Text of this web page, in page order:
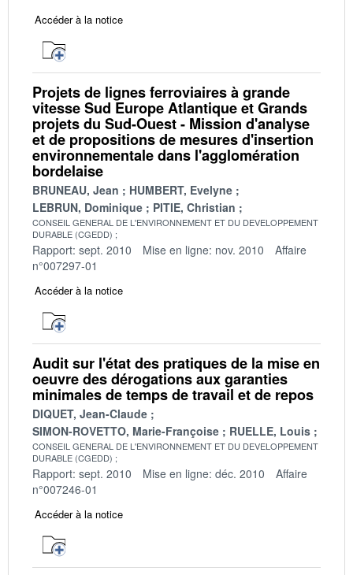
Accéder à la notice
Projets de lignes ferroviaires à grande
vitesse Sud Europe Atlantique et Grands
projets du Sud-Ouest - Mission d'analyse
et de propositions de mesures d'insertion
environnementale dans l'agglomération
bordelaise
BRUNEAU, Jean
HUMBERT, Evelyne
LEBRUN, Dominique
PITIE, Christian
CONSEIL GENERAL DE L'ENVIRONNEMENT ET DU DEVELOPPEMENT
DURABLE (CGEDD)
Rapport: sept. 2010 Mise en ligne: nov. 2010
Affaire
n°007297-01
Accéder à la notice
Audit sur l'état des pratiques de la mise en
oeuvre des dérogations aux garanties
minimales de temps de travail et de repos
DIQUET, Jean-Claude
SIMON-ROVETTO, Marie-Françoise
RUELLE, Louis
CONSEIL GENERAL DE L'ENVIRONNEMENT ET DU DEVELOPPEMENT
DURABLE (CGEDD)
Rapport: sept. 2010 Mise en ligne: déc. 2010
Affaire
n°007246-01
Accéder à la notice